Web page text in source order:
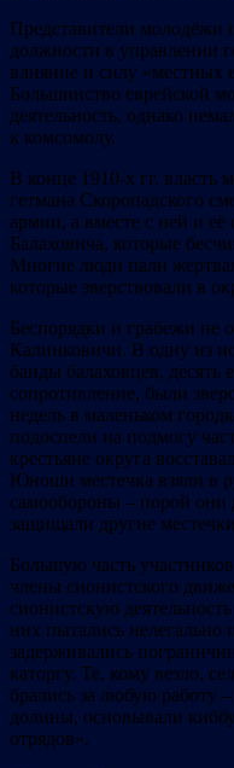
Представители молодёжи
должности в управлении
влияние и силу «местных
Большинство еврейской
деятельность, однако
к комсомолу.
В конце 1910-х гг. власть
гетмана Скоропадского
армии, а вместе с ней и
Балаховича, которые
Многие люди пали
которые зверствовали в
Беспорядки и грабежи не
Калинковичи. В одну из
банды балаховцев, десять
сопротивление, были
недель в маленьком
подоспели на подмогу
крестьяне округа
Юноши местечка взяли в
самообороны – порой они
защищали другие
Большую часть
члены сионистского
сионистскую
них пытались нелегально
задерживались
каторгу. Те, кому везло,
брались за любую работу
долины, основывали
отрядов».